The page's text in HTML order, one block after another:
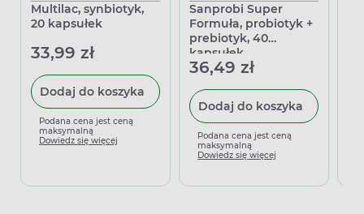
Multilac, synbiotyk,
20 kapsułek
33,99 zł
Dodaj do koszyka
Podana cena jest ceną
maksymalną
Dowiedz się więcej
Sanprobi Super
Formuła, probiotyk +
prebiotyk, 40
kapsułek
36,49 zł
Dodaj do koszyka
Podana cena jest ceną
maksymalną
Dowiedz się więcej